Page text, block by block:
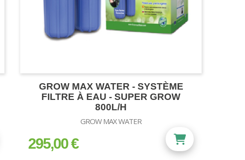
GROW MAX WATER - SYSTÈME
FILTRE À EAU - SUPER GROW
800L/H
GROW MAX WATER
prix
295,00 €